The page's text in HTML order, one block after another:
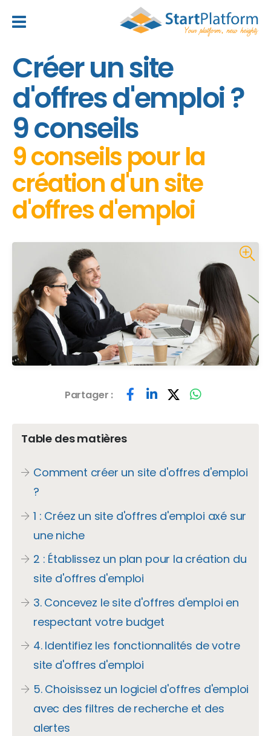
Créer un site
d'offres d'emploi ?
9 conseils
9 conseils pour la
création d'un site
d'offres d'emploi
Partager :
Table des matières
Comment créer un site d'offres d'emploi
?
1 : Créez un site d'offres d'emploi axé sur
une niche
2 : Établissez un plan pour la création du
site d'offres d'emploi
3. Concevez le site d'offres d'emploi en
respectant votre budget
4. Identifiez les fonctionnalités de votre
site d'offres d'emploi
5. Choisissez un logiciel d'offres d'emploi
avec des filtres de recherche et des
alertes
header_toggle_navigation